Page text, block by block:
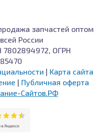
запчастей оптом
России
ОГРН
| Карта сайта
| Публичная оферта
Сайтов.РФ